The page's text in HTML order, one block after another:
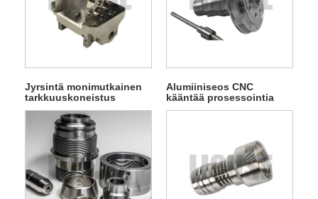
Jyrsintä monimutkainen
tarkkuuskoneistus
Alumiiniseos CNC
kääntää prosessointia